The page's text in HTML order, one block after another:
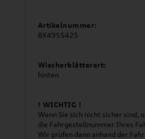
Artikelnummer:
8X4955425
Wischerblätterart:
hinten
! WICHTIG !
Wenn Sie sich nicht sicher sind,
die Fahrgestellnummer Ihres
Wir prüfen dann anhand der